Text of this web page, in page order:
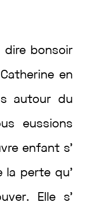
dire bonsoir
Catherine en
autour du
eussions
enfant s’
la perte qu’
. Elle s’